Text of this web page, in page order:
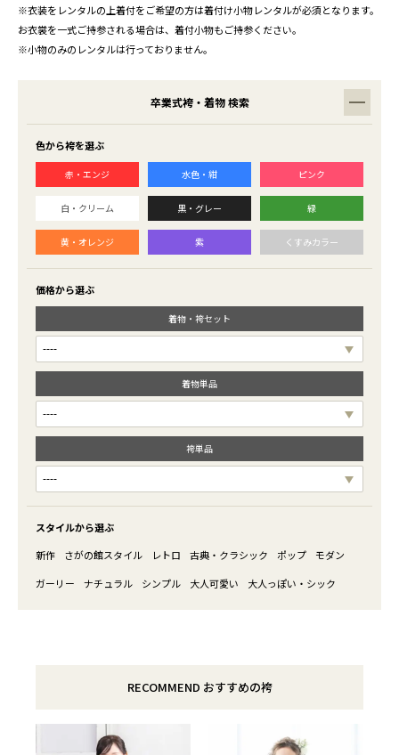
※衣装をレンタルの上着付をご希望の方は着付け小物レンタルが必須となります。
お衣裳を一式ご持参される場合は、着付小物もご持参ください。
※小物のみのレンタルは行っておりません。
卒業式袴・着物 検索
色から袴を選ぶ
赤・エンジ 水色・紺 ピンク
白・クリーム 黒・グレー 緑
黄・オレンジ 紫 くすみカラー
価格から選ぶ
着物・袴セット
着物単品
袴単品
スタイルから選ぶ
新作
さがの館スタイル レトロ 古典・クラシック ポップ
モダン
ガーリー
ナチュラル シンプル 大人可愛い 大人っぽい・シック
RECOMMEND おすすめの袴